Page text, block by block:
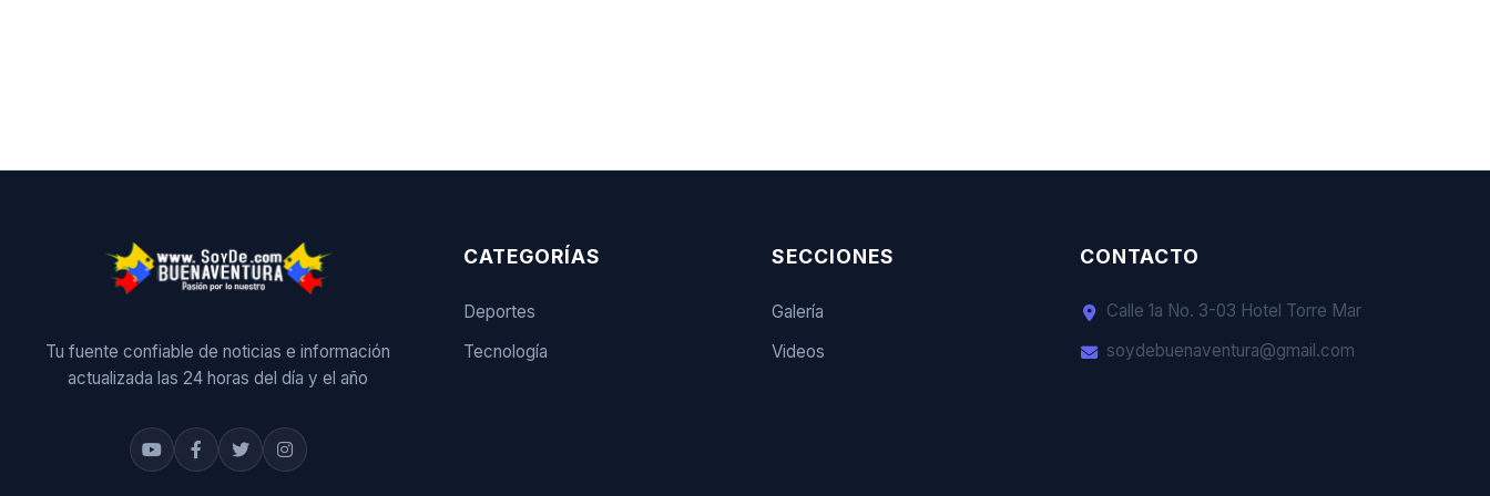
Tu fuente confiable de noticias e información
actualizada las 24 horas del día y el año
CATEGORÍAS
Deportes
Tecnología
SECCIONES
Galería
Videos
CONTACTO
Calle 1a No. 3-03 Hotel Torre Mar
soydebuenaventura@gmail.com